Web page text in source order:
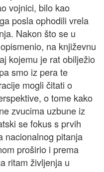
vojnici, bilo kao
posla ophodili vrela
Nakon što se u
na književnu
kojemu je rat obilježio
smo iz pera te
mogli čitati o
o tome kako
zvucima uzbune iz
se fokus s prvih
nacionalnog pitanja
proširio i prema
ritam življenja u